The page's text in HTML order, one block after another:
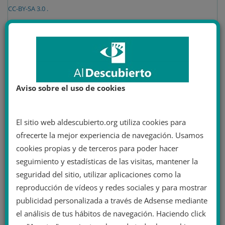
CC-BY-SA 3.0 .
José Miguel Gándara
europa extrema derecha
Iglesia Católica y nazis,nazismo,partido nacionalsocialista
Pasillo Vaticano,Pío XI,Pío XII ,Ratlines,ruta de las ratas
La ruta de las ratas: cómo el
Vaticano ayudó a evacuar a los
nazis de Europa
La ruta de las ratas es el nombre que se dio al plan
ejecutado por la Iglesia Católica para evacuar a los
nazis de Europa.
Aviso sobre el uso de cookies
El sitio web aldescubierto.org utiliza cookies para
ofrecerte la mejor experiencia de navegación. Usamos
cookies propias y de terceros para poder hacer
seguimiento y estadísticas de las visitas, mantener la
seguridad del sitio, utilizar aplicaciones como la
reproducción de vídeos y redes sociales y para mostrar
publicidad personalizada a través de Adsense mediante
el análisis de tus hábitos de navegación. Haciendo click